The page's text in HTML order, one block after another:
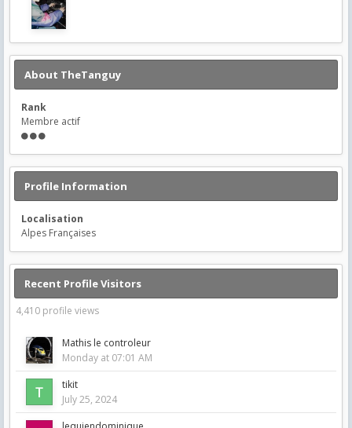
About TheTanguy
Rank
Membre actif
Profile Information
Localisation
Alpes Françaises
Recent Profile Visitors
4,410 profile views
Mathis le controleur
Monday at 07:01 AM
tikit
July 25, 2024